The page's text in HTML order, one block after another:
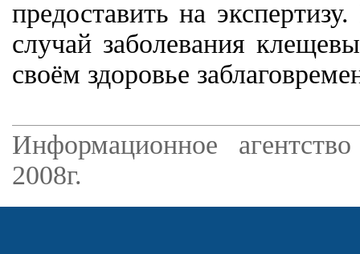
предоставить на
случай заболевания
своём здоровье
Информационное
2008г.